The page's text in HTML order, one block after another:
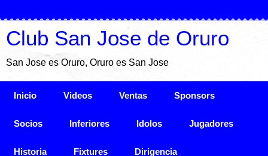
Club San Jose de Oruro
San Jose es Oruro, Oruro es San Jose
Inicio Videos Ventas Sponsors
Socios Inferiores Idolos Jugadores
Historia Fixtures Dirigencia